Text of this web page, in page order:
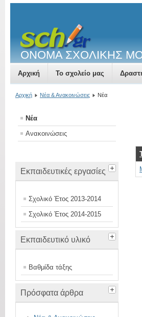
ΟΝΟΜΑ ΣΧΟΛΙΚΗΣ
Αρχική Το σχολείο μας
Αρχική Νέα & Ανακοινώσεις Νέα
Νέα
Ανακοινώσεις
Εκπαιδευτικές εργασίες
Σχολικό Έτος 2013-2014
Σχολικό Έτος 2014-2015
Εκπαιδευτικό υλικό
Βαθμίδα τάξης
Πρόσφατα άρθρα